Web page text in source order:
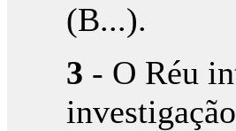
(B...).
3 - O Réu